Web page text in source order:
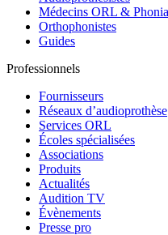
Médecins ORL &
Orthophonistes
Guides
Professionnels
Fournisseurs
Réseaux d’audioprothèse
Services ORL
Écoles spécialisées
Associations
Produits
Actualités
Audition TV
Évènements
Presse pro